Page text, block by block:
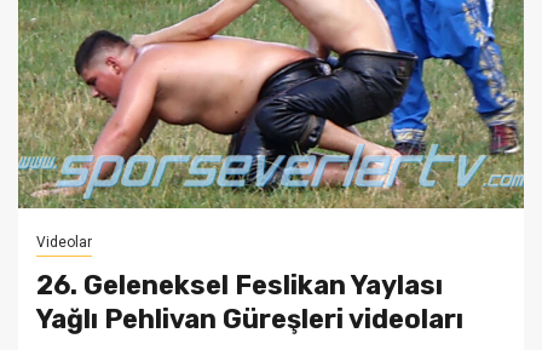
Videolar
26. Geleneksel Feslikan Yaylası
Yağlı Pehlivan Güreşleri videoları